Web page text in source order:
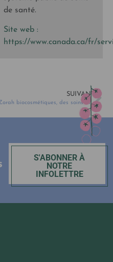
de santé.
Site web :
https://www.canada.ca/fr/
SUIVANT
Zorah biocosmétiques, des soins bio ultra-performants à base d’huile d’argan et faits ici à Montréal!
S'ABONNER À
NOTRE
INFOLETTRE